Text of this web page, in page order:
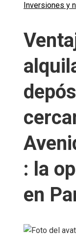
Inversiones y
: la
en